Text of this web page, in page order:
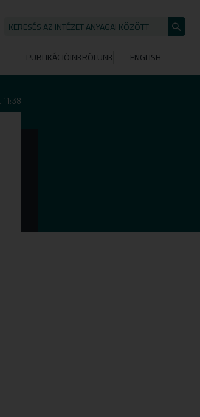
KERESÉS AZ INTÉZET ANYAGAI KÖZÖTT
indítása
PUBLIKÁCIÓINKRÓLUNK ENGLISH